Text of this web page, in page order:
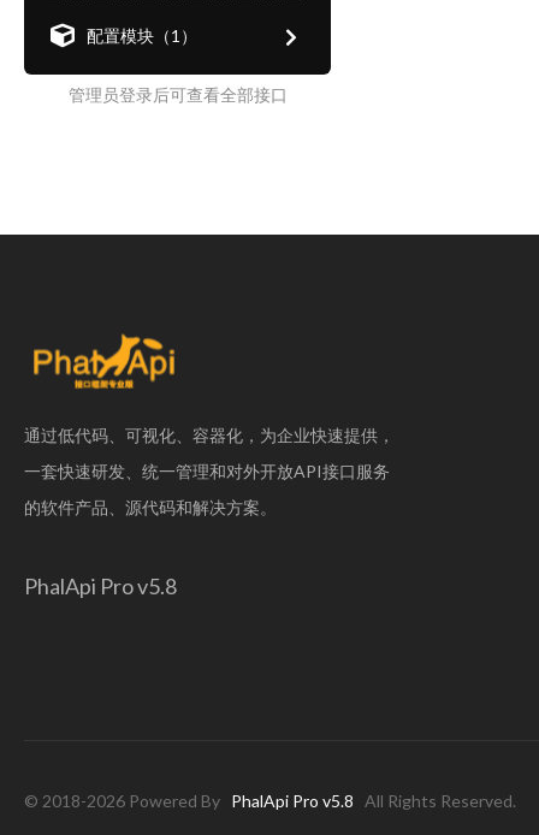
配置模块（1）
管理员登录后可查看全部接口
通过低代码、可视化、容器化，为企业快速提供，
一套快速研发、统一管理和对外开放API接口服务
的软件产品、源代码和解决方案。
PhalApi Pro v5.8
© 2018-2026 Powered By PhalApi Pro v5.8 All Rights Reserved.